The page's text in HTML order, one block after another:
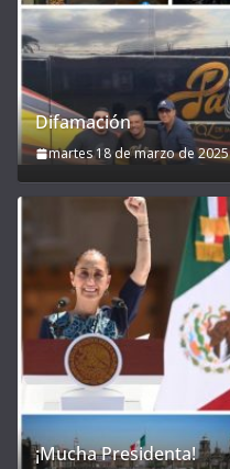
Difamación
martes 18 de marzo de 2025
¡Mucha Presidenta!